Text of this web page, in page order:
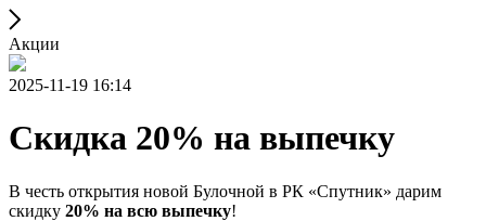
Акции
2025-11-19 16:14
Скидка 20% на выпечку
В честь открытия новой Булочной в РК «Спутник» дарим
скидку 20% на всю выпечку!